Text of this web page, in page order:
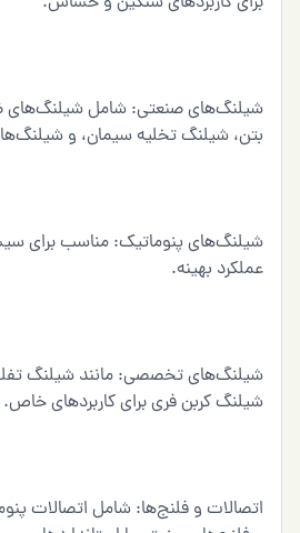
شیلنگ‌های صنعتی: شامل
بتن، شیلنگ تخلیه سیمان، و
شیلنگ‌های پنوماتیک: مناسب برای
عملکرد بهینه.
شیلنگ‌های تخصصی: مانند شیلنگ
شیلنگ کربن فری برای کاربردهای خاص.
اتصالات و فلنج‌ها: شامل اتصالات